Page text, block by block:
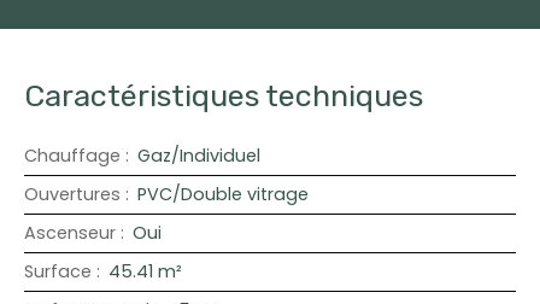
Caractéristiques techniques
Chauffage : Gaz/Individuel
Ouvertures : PVC/Double vitrage
Ascenseur : Oui
Surface : 45.41 m²